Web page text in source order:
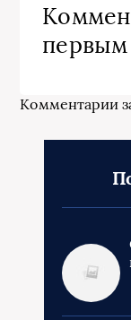
первым
Комментарии